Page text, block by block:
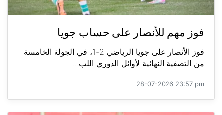
فوز مهم للأنصار على حساب جويا
فوز الأنصار على جويا الرياضي 2-1، في الجولة الخامسة
من التصفية النهائية لأوائل الدوري اللب...
28-07-2026 23:57 pm